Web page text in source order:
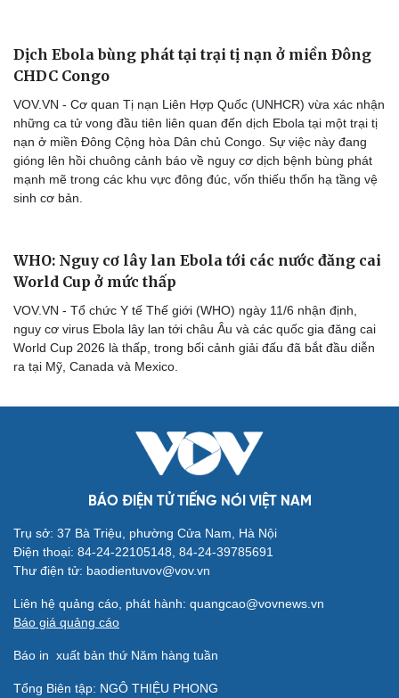
Săn Tour
check-in
Đọc truyện đêm khuya
Kể chuyện cho bé
Hạt giống tâm hồn
Cải chính
Dịch Ebola bùng phát tại trại tị nạn ở miền Đông
CHDC Congo
VOV.VN - Cơ quan Tị nạn Liên Hợp Quốc (UNHCR) vừa xác nhận
những ca tử vong đầu tiên liên quan đến dịch Ebola tại một trại tị
nạn ở miền Đông Cộng hòa Dân chủ Congo. Sự việc này đang
gióng lên hồi chuông cảnh báo về nguy cơ dịch bệnh bùng phát
mạnh mẽ trong các khu vực đông đúc, vốn thiếu thốn hạ tầng vệ
sinh cơ bản.
WHO: Nguy cơ lây lan Ebola tới các nước đăng cai
World Cup ở mức thấp
VOV.VN - Tổ chức Y tế Thế giới (WHO) ngày 11/6 nhận định,
nguy cơ virus Ebola lây lan tới châu Âu và các quốc gia đăng cai
World Cup 2026 là thấp, trong bối cảnh giải đấu đã bắt đầu diễn
ra tại Mỹ, Canada và Mexico.
BÁO ĐIỆN TỬ TIẾNG NÓI VIỆT NAM
Trụ sở: 37 Bà Triệu, phường Cửa Nam, Hà Nội
Điện thoại: 84-24-22105148, 84-24-39785691
Thư điện tử: baodientuvov@vov.vn
Liên hệ quảng cáo, phát hành: quangcao@vovnews.vn
Báo giá quảng cáo
Báo in xuất bản thứ Năm hàng tuần
Tổng Biên tập: NGÔ THIỆU PHONG